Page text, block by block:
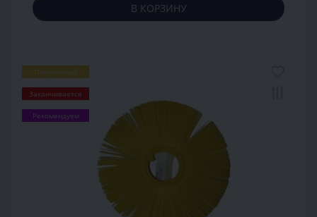
В КОРЗИНУ
Популярный
Заканчивается
Рекомендуем